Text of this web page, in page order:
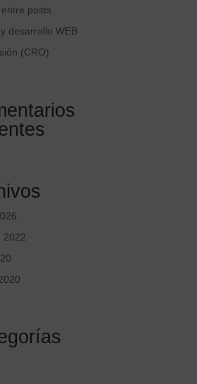
posts
desarrollo WEB
(CRO)
2022